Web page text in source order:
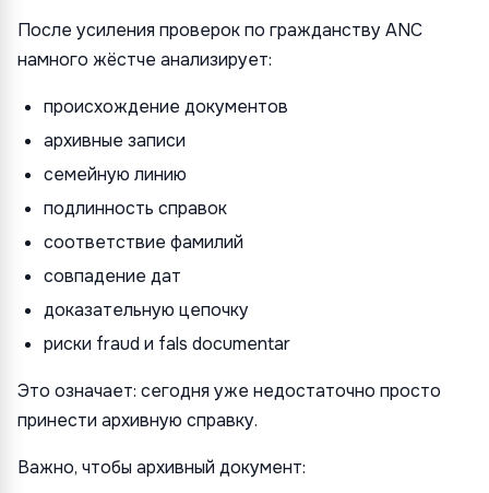
После усиления проверок по гражданству ANC
намного жёстче анализирует:
происхождение документов
архивные записи
семейную линию
подлинность справок
соответствие фамилий
совпадение дат
доказательную цепочку
риски fraud и fals documentar
Это означает: сегодня уже недостаточно просто
принести архивную справку.
Важно, чтобы архивный документ: